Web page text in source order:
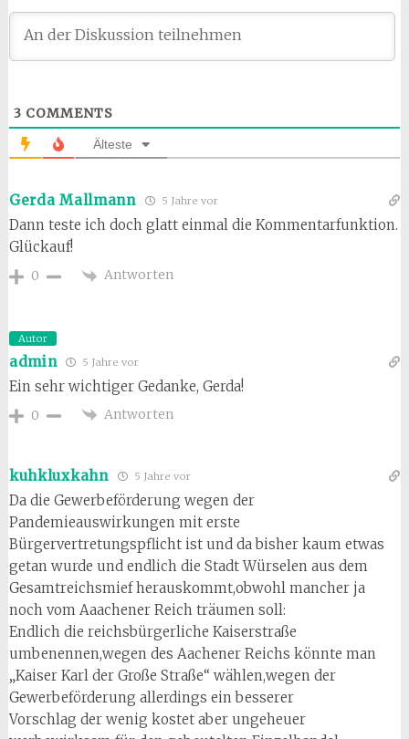
3 COMMENTS
Älteste
Gerda Mallmann 5 Jahre vor
Dann teste ich doch glatt einmal die Kommentarfunktion.
Glückauf!
0 Antworten
Autor
admin 5 Jahre vor
Ein sehr wichtiger Gedanke, Gerda!
0 Antworten
kuhkluxkahn 5 Jahre vor
Da die Gewerbeförderung wegen der
Pandemieauswirkungen mit erste
Bürgervertretungspflicht ist und da bisher kaum etwas
getan wurde und endlich die Stadt Würselen aus dem
Gesamtreichsmief herauskommt,obwohl mancher ja
noch vom Aaachener Reich träumen soll:
Endlich die reichsbürgerliche Kaiserstraße
umbenennen,wegen des Aachener Reichs könnte man
„Kaiser Karl der Große Straße“ wählen,wegen der
Gewerbeförderung allerdings ein besserer
Vorschlag der wenig kostet aber ungeheuer